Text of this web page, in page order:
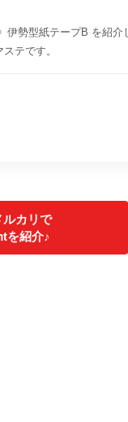
勢型紙テープB を紹介
テです。
ルカリで
を紹介♪